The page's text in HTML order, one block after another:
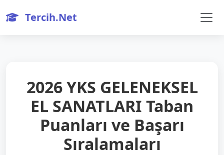
Tercih.Net
2026 YKS GELENEKSEL
EL SANATLARI Taban
Puanları ve Başarı
Sıralamaları